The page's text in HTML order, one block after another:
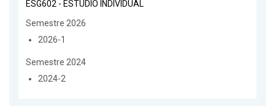
ESG602 - ESTUDIO INDIVIDUAL
Semestre 2026
2026-1
Semestre 2024
2024-2